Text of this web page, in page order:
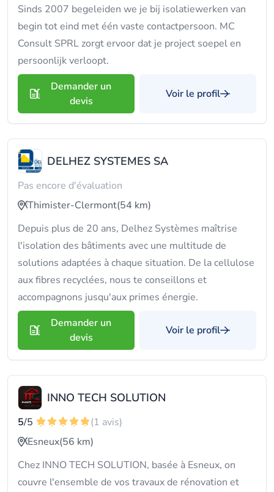
Sinds 2007 begeleiden we je bij isolatiewerken van
begin tot eind met één vaste contactpersoon. MC
Consult SPRL zorgt ervoor dat je project soepel en
persoonlijk verloopt.
Demander un
devis
Voir le profil
DELHEZ SYSTEMES SA
Pas encore d'évaluation
Thimister-Clermont(54 km)
Depuis plus de 20 ans, Delhez Systèmes maîtrise
l'isolation des bâtiments avec une multitude de
solutions adaptées à chaque situation. De la cellulose
aux fibres recyclées, nous te conseillons et
accompagnons jusqu'aux primes énergie.
Demander un
devis
Voir le profil
INNO TECH SOLUTION
5/5
(1 avis)
Esneux(56 km)
Chez INNO TECH SOLUTION, basée à Esneux, on
couvre l'ensemble de vos travaux de rénovation et